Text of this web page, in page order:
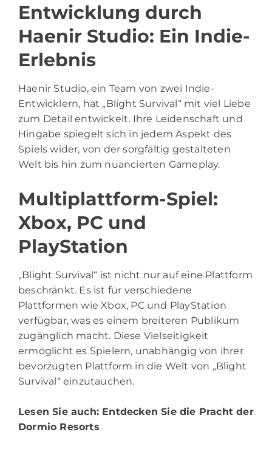
Entwicklung durch
Haenir Studio: Ein Indie-
Erlebnis
Haenir Studio, ein Team von zwei Indie-
Entwicklern, hat „Blight Survival“ mit viel Liebe
zum Detail entwickelt. Ihre Leidenschaft und
Hingabe spiegelt sich in jedem Aspekt des
Spiels wider, von der sorgfältig gestalteten
Welt bis hin zum nuancierten Gameplay.
Multiplattform-Spiel:
Xbox, PC und
PlayStation
„Blight Survival“ ist nicht nur auf eine Plattform
beschränkt. Es ist für verschiedene
Plattformen wie Xbox, PC und PlayStation
verfügbar, was es einem breiteren Publikum
zugänglich macht. Diese Vielseitigkeit
ermöglicht es Spielern, unabhängig von ihrer
bevorzugten Plattform in die Welt von „Blight
Survival“ einzutauchen.
Lesen Sie auch: Entdecken Sie die Pracht der
Dormio Resorts